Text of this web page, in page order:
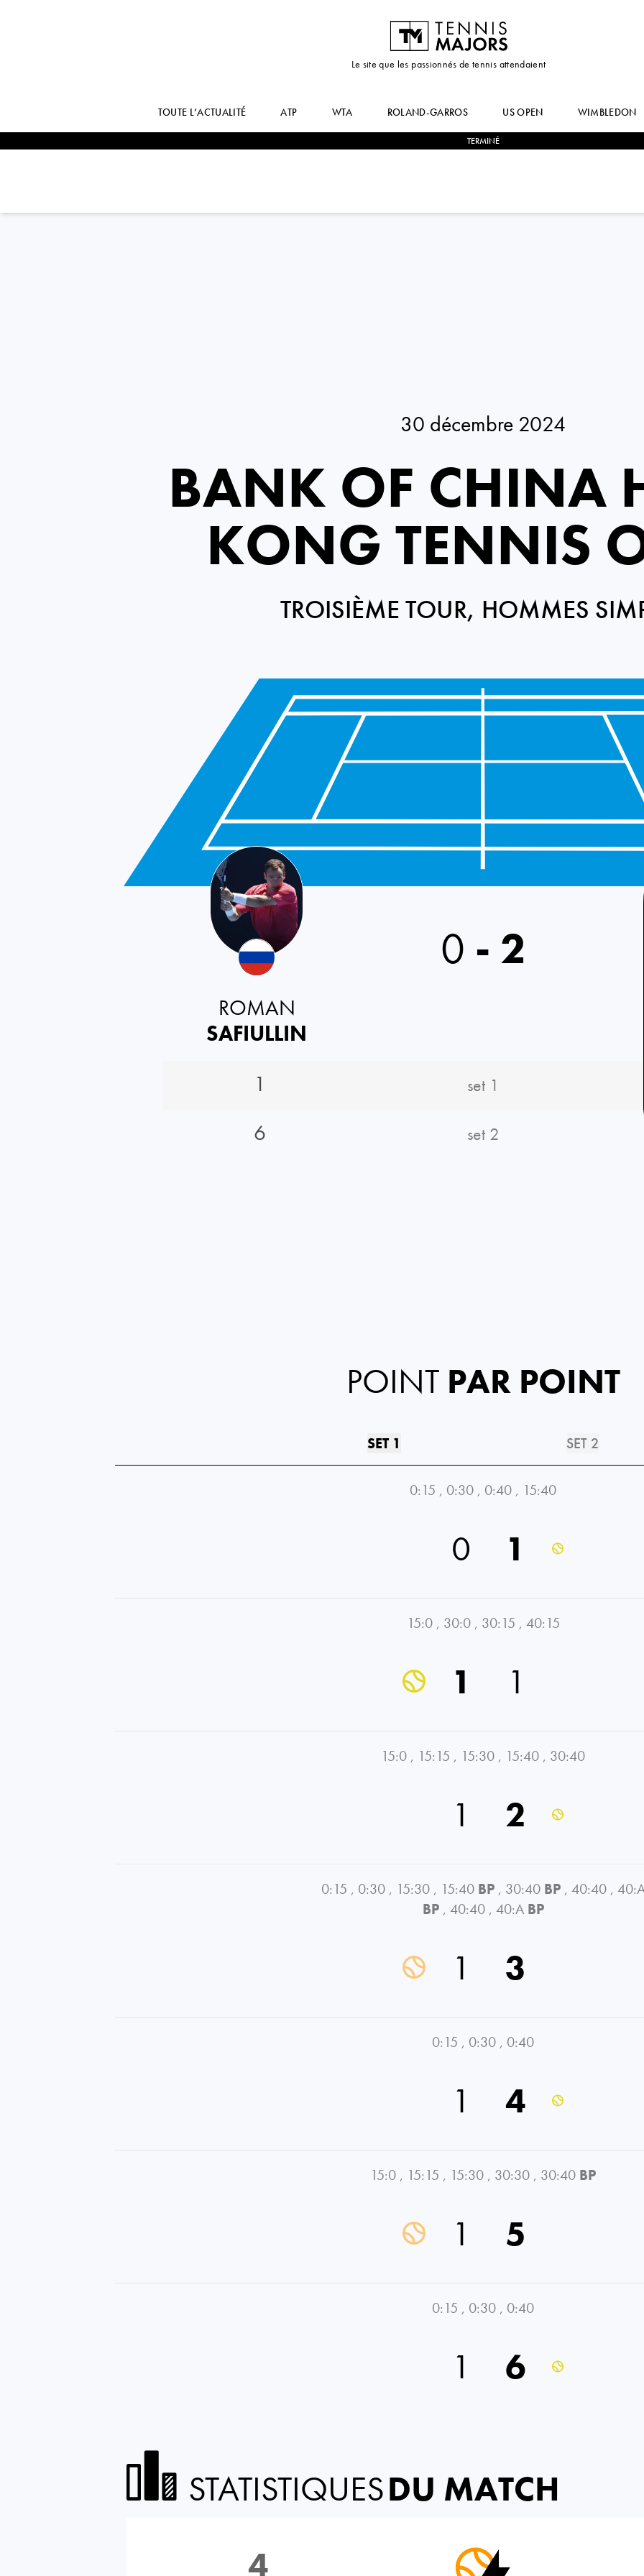
Le site que les passionnés de tennis attendaient
TOUTE L’ACTUALITÉ ATP WTA ROLAND-GARROS US OPEN WIMBLEDON
TERMINÉ
30 décembre 2024
BANK OF CHINA
KONG TENNIS
TROISIÈME TOUR, HOMMES
Russia
ROMAN
SAFIULLIN
0 - 2
1 set 1
6 set 2
POINT PAR POINT
SET 1 SET 2
0:15 , 0:30 , 0:40 , 15:40
0 1
15:0 , 30:0 , 30:15 , 40:15
1 1
15:0 , 15:15 , 15:30 , 15:40 , 30:40
1 2
0:15 , 0:30 , 15:30 , 15:40 BP , 30:40 BP , 40:40 ,
BP , 40:40 , 40:A BP
1 3
0:15 , 0:30 , 0:40
1 4
15:0 , 15:15 , 15:30 , 30:30 , 30:40 BP
1 5
0:15 , 0:30 , 0:40
1 6
STATISTIQUESDU MATCH
4